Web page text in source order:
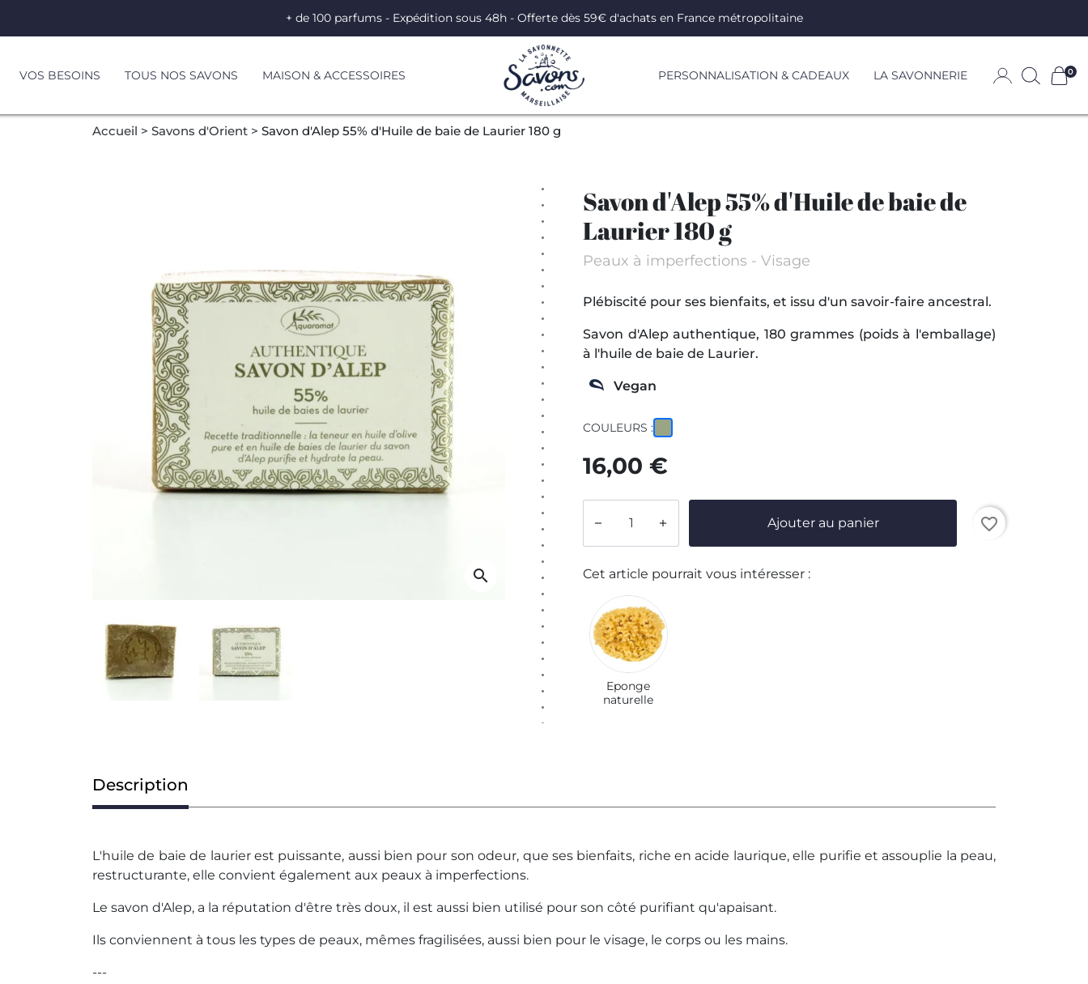
+ de 100 parfums - Expédition sous 48h - Offerte dès 59€ d'achats en France métropolitaine
VOS BESOINS TOUS NOS SAVONS MAISON & ACCESSOIRES PERSONNALISATION & CADEAUX LA SAVONNERIE 0
Accueil Savons d'Orient Savon d'Alep 55% d'Huile de baie de Laurier 180 g
search
Savon d'Alep 55% d'Huile de baie de
Laurier 180 g
Peaux à imperfections Visage
Plébiscité pour ses bienfaits, et issu d'un savoir-faire ancestral.
Savon d'Alep authentique, 180 grammes (poids à l'emballage)
à l'huile de baie de Laurier.
Vegan
COULEURS :
16,00 €
  Ajouter au panier favorite_border
Cet article pourrait vous intéresser :
Eponge
naturelle
Description
L'huile de baie de laurier est puissante, aussi bien pour son odeur, que ses bienfaits, riche en acide laurique, elle purifie et assouplie la peau,
restructurante, elle convient également aux peaux à imperfections.
Le savon d'Alep, a la réputation d'être très doux, il est aussi bien utilisé pour son côté purifiant qu'apaisant.
Ils conviennent à tous les types de peaux, mêmes fragilisées, aussi bien pour le visage, le corps ou les mains.
---